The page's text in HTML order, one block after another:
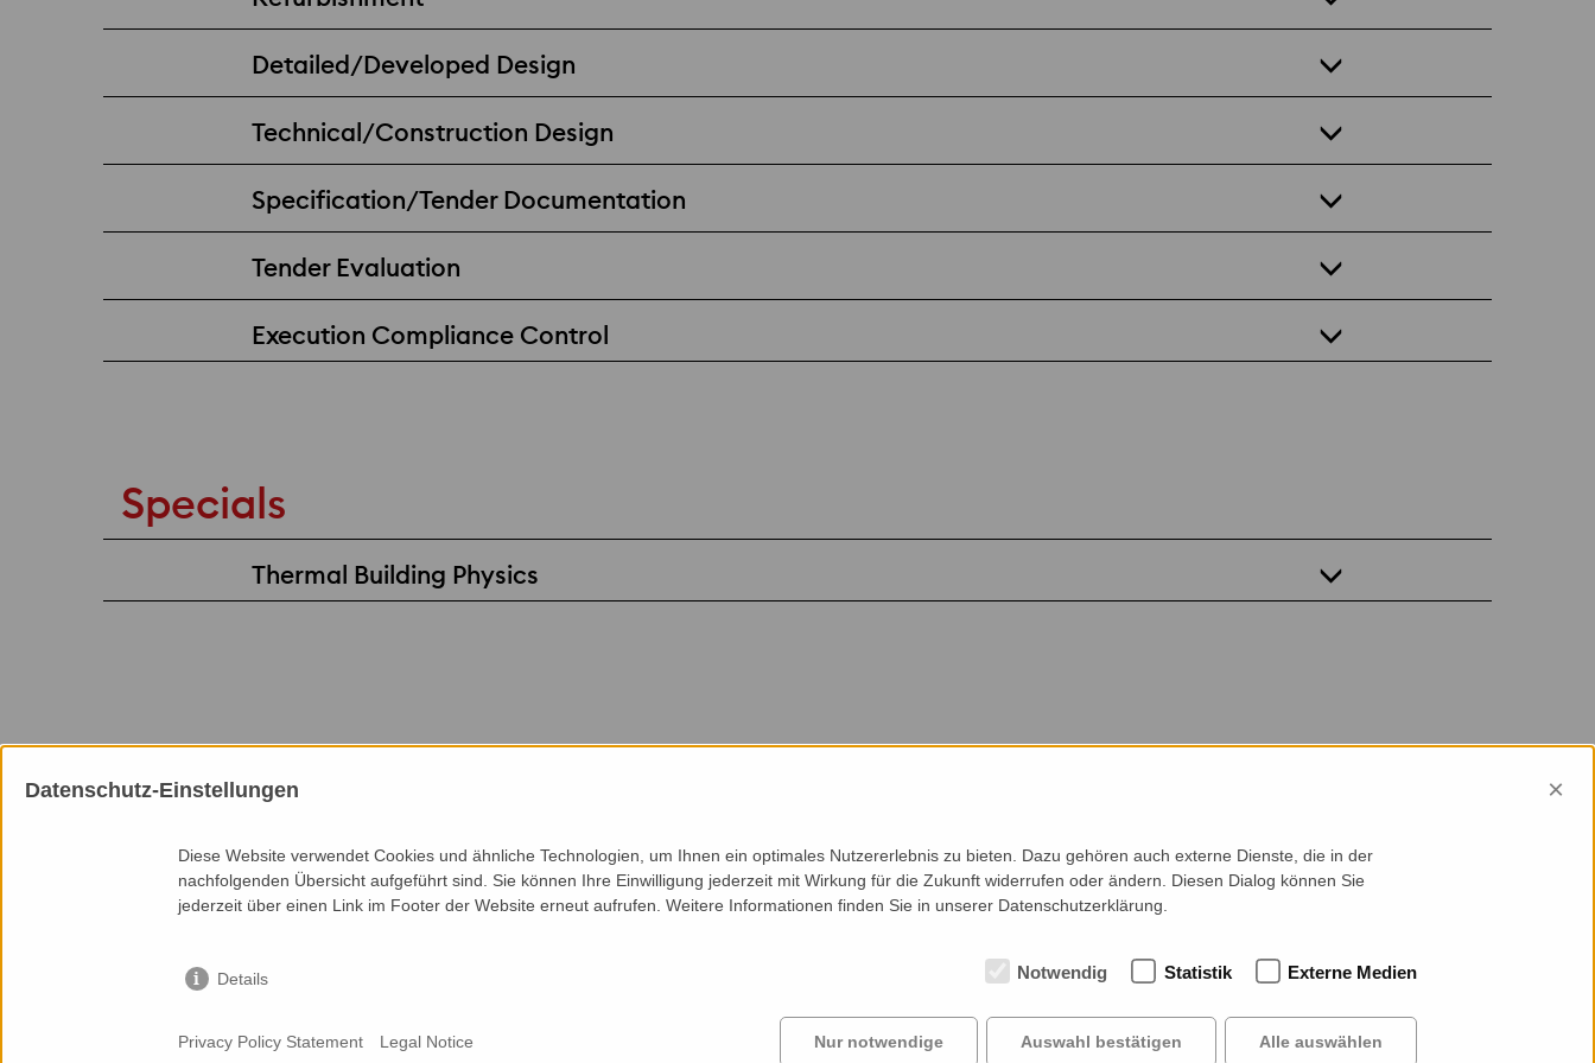
Detailed/Developed Design
Technical/Construction Design
Specification/Tender Documentation
Tender Evaluation
Execution Compliance Control
Specials
Thermal Building Physics
Memberships
Top of page
Contact
Cookie-Einstellungen
© 2025 Priedemann Privacy Policy Statement|Sitemap
Datenschutz-Einstellungen ×
Diese Website verwendet Cookies und ähnliche Technologien, um Ihnen ein optimales Nutzererlebnis zu bieten. Dazu gehören auch externe Dienste, die in der
nachfolgenden Übersicht aufgeführt sind. Sie können Ihre Einwilligung jederzeit mit Wirkung für die Zukunft widerrufen oder ändern. Diesen Dialog können Sie
jederzeit über einen Link im Footer der Website erneut aufrufen. Weitere Informationen finden Sie in unserer Datenschutzerklärung.
Notwendig Statistik Externe Medien
Details
Nur notwendige Auswahl bestätigen Alle auswählen
Privacy Policy Statement Legal Notice